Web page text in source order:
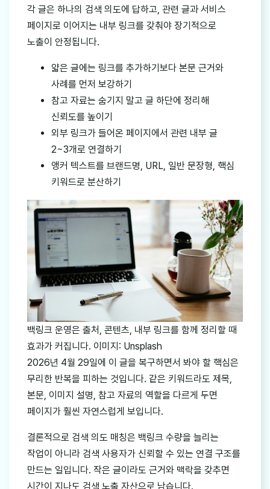
각 글은 하나의 검색 의도에 답하고, 관련 글과 서비스
페이지로 이어지는 내부 링크를 갖춰야 장기적으로
노출이 안정됩니다.
얇은 글에는 링크를 추가하기보다 본문 근거와
사례를 먼저 보강하기
참고 자료는 숨기지 말고 글 하단에 정리해
신뢰도를 높이기
외부 링크가 들어온 페이지에서 관련 내부 글
2~3개로 연결하기
앵커 텍스트를 브랜드명, URL, 일반 문장형, 핵심
키워드로 분산하기
백링크 운영은 출처, 콘텐츠, 내부 링크를 함께 정리할 때
효과가 커집니다. 이미지: Unsplash
2026년 4월 29일에 이 글을 복구하면서 봐야 할 핵심은
무리한 반복을 피하는 것입니다. 같은 키워드라도 제목,
본문, 이미지 설명, 참고 자료의 역할을 다르게 두면
페이지가 훨씬 자연스럽게 보입니다.
결론적으로 검색 의도 매칭은 백링크 수량을 늘리는
작업이 아니라 검색 사용자가 신뢰할 수 있는 연결 구조를
만드는 일입니다. 작은 글이라도 근거와 맥락을 갖추면
시간이 지나도 검색 노출 자산으로 남습니다.